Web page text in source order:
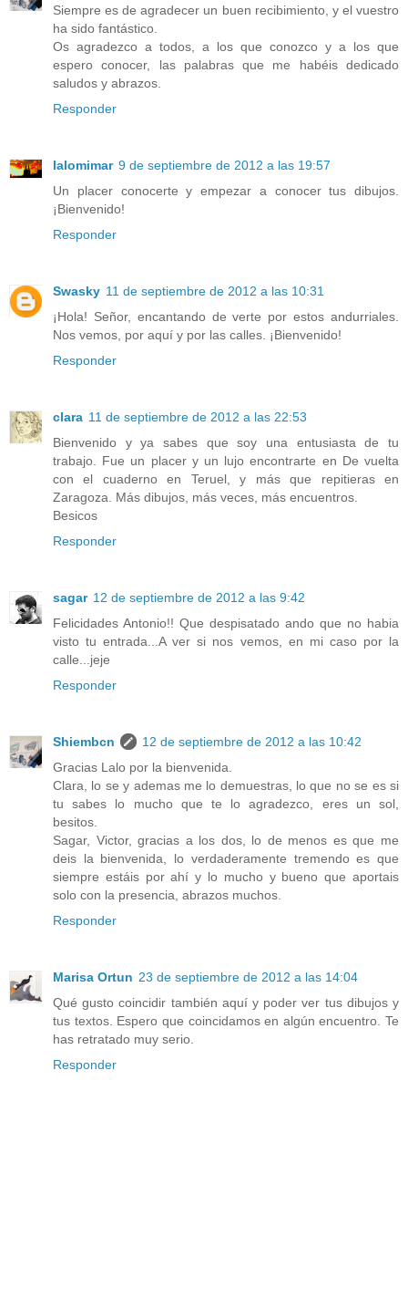
Siempre es de agradecer un buen recibimiento, y el vuestro
ha sido fantástico.
Os agradezco a todos, a los que conozco y a los que
espero conocer, las palabras que me habéis dedicado
saludos y abrazos.
Responder
lalomimar 9 de septiembre de 2012 a las 19:57
Un placer conocerte y empezar a conocer tus dibujos.
¡Bienvenido!
Responder
Swasky 11 de septiembre de 2012 a las 10:31
¡Hola! Señor, encantando de verte por estos andurriales.
Nos vemos, por aquí y por las calles. ¡Bienvenido!
Responder
clara 11 de septiembre de 2012 a las 22:53
Bienvenido y ya sabes que soy una entusiasta de tu
trabajo. Fue un placer y un lujo encontrarte en De vuelta
con el cuaderno en Teruel, y más que repitieras en
Zaragoza. Más dibujos, más veces, más encuentros.
Besicos
Responder
sagar 12 de septiembre de 2012 a las 9:42
Felicidades Antonio!! Que despisatado ando que no habia
visto tu entrada...A ver si nos vemos, en mi caso por la
calle...jeje
Responder
Shiembcn
12 de septiembre de 2012 a las 10:42
Gracias Lalo por la bienvenida.
Clara, lo se y ademas me lo demuestras, lo que no se es si
tu sabes lo mucho que te lo agradezco, eres un sol,
besitos.
Sagar, Victor, gracias a los dos, lo de menos es que me
deis la bienvenida, lo verdaderamente tremendo es que
siempre estáis por ahí y lo mucho y bueno que aportais
solo con la presencia, abrazos muchos.
Responder
Marisa Ortun 23 de septiembre de 2012 a las 14:04
Qué gusto coincidir también aquí y poder ver tus dibujos y
tus textos. Espero que coincidamos en algún encuentro. Te
has retratado muy serio.
Responder